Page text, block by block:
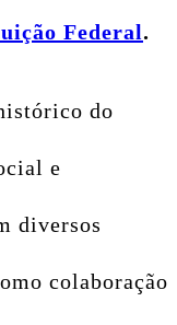
Federal.
do
e
diversos
colaboração